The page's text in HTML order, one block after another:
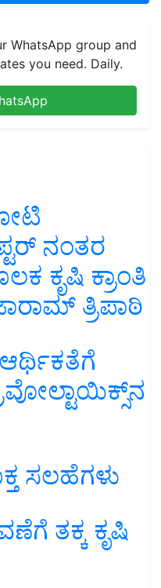
WhatsApp group and
you need. Daily.
ನಂತರ
ಕೃಷಿ ಕ್ರಾಂತಿ
ತ್ರಿಪಾಠಿ
ಸಲಹೆಗಳು
ತಕ್ಕ ಕೃಷಿ